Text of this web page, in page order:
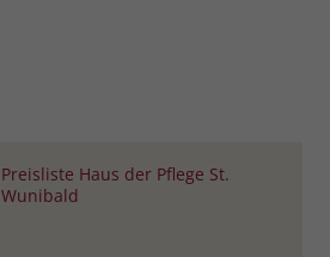
Preisliste Haus der Pflege St.
Wunibald